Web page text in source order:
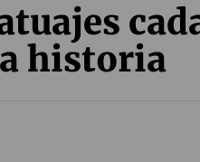
historia